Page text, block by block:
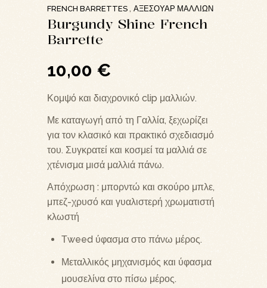
FRENCH BARRETTES, ΑΞΕΣΟΥΆΡ ΜΑΛΛΙΏΝ
Burgundy Shine French
Barrette
10,00 €
Κομψό και διαχρονικό clip μαλλιών.
Με καταγωγή από τη Γαλλία, ξεχωρίζει
για τον κλασικό και πρακτικό σχεδιασμό
του. Συγκρατεί και κοσμεί τα μαλλιά σε
χτένισμα μισά μαλλιά πάνω.
Απόχρωση : μπορντώ και σκούρο μπλε,
μπεζ-χρυσό και γυαλιστερή χρωματιστή
κλωστή
Τweed ύφασμα στο πάνω μέρος.
Μεταλλικός μηχανισμός και ύφασμα
μουσελίνα στο πίσω μέρος.